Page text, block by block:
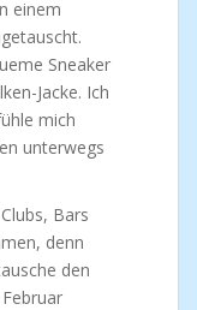
einem
Sneaker
Jacke. Ich
mich
unterwegs
Bars
denn
den